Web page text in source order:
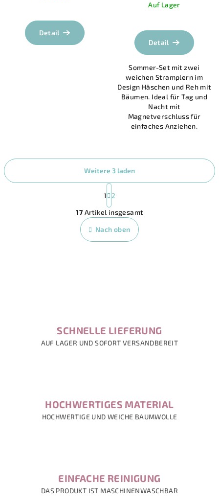
Detail
Auf Lager
von
5
Sternen.
Detail
Sommer-Set mit zwei
weichen Stramplern im
Design Häschen und Reh mit
Bäumen. Ideal für Tag und
Nacht mit
Magnetverschluss für
einfaches Anziehen.
S
t
e
u
n
t
i
s
Weitere 3 laden
P
a
g
i
n
i
e
1 2
17 Artikel insgesamt
Nach oben
SCHNELLE LIEFERUNG
AUF LAGER UND SOFORT VERSANDBEREIT
HOCHWERTIGES MATERIAL
HOCHWERTIGE UND WEICHE BAUMWOLLE
EINFACHE REINIGUNG
DAS PRODUKT IST MASCHINENWASCHBAR